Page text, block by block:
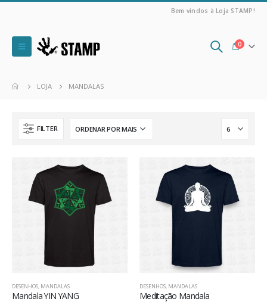
Bem vindos à Loja STAMP!
0
LOJA MANDALAS
FILTER
DESENHOS, MANDALAS
Mandala YIN YANG
DESENHOS, MANDALAS
Meditação Mandala